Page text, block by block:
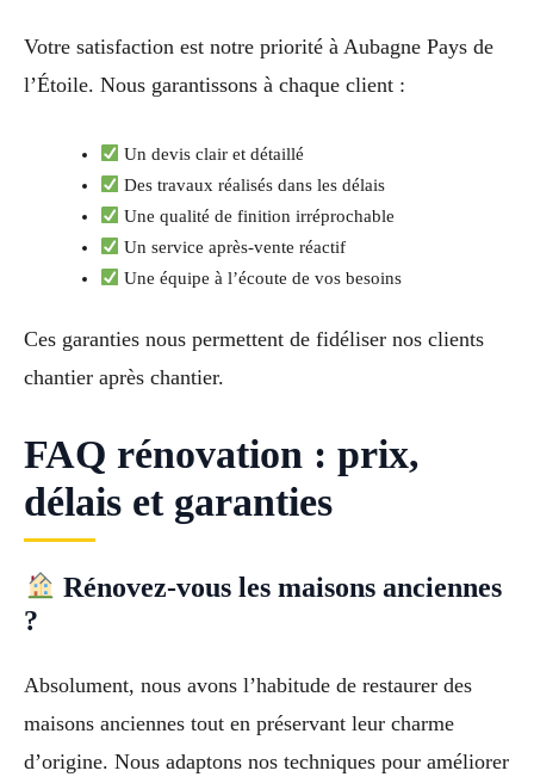
Votre satisfaction est notre priorité à Aubagne Pays de
l’Étoile. Nous garantissons à chaque client :
Un devis clair et détaillé
Des travaux réalisés dans les délais
Une qualité de finition irréprochable
Un service après-vente réactif
Une équipe à l’écoute de vos besoins
Ces garanties nous permettent de fidéliser nos clients
chantier après chantier.
FAQ rénovation : prix,
délais et garanties
Rénovez-vous les maisons anciennes
?
Absolument, nous avons l’habitude de restaurer des
maisons anciennes tout en préservant leur charme
d’origine. Nous adaptons nos techniques pour améliorer